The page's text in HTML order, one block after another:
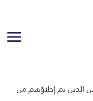
الذين تم إجلاؤهم من